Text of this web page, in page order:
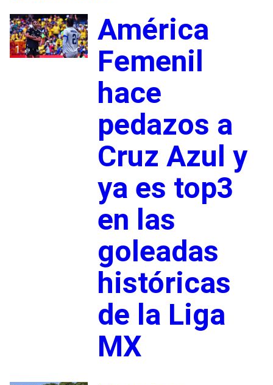
1
América
Femenil
hace
pedazos a
Cruz Azul y
ya es top3
en las
goleadas
históricas
de la Liga
MX